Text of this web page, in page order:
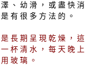
、 幼 滑 ， 或 盡 快 消
有 很 多 方 法 的 。
長 期 呈 現 乾 燥 ， 這
杯 清 水 ， 每 天 晚 上
玻 璃 。